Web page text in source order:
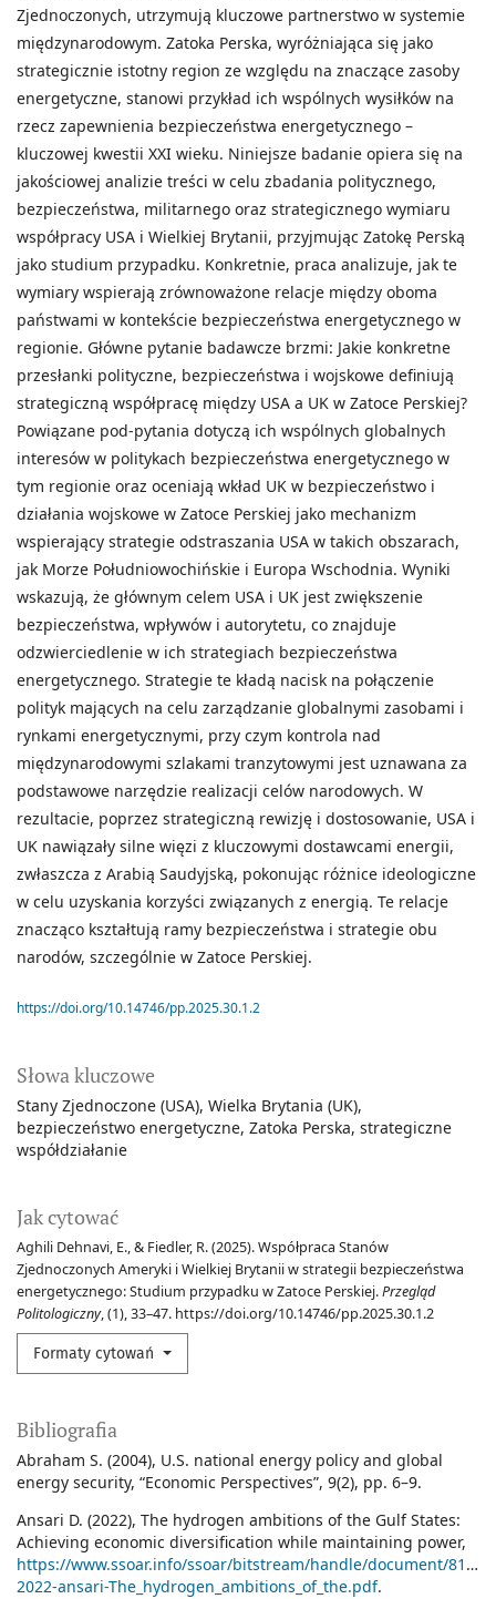
Słowa kluczowe
Stany Zjednoczone (USA) Wielka Brytania (UK)
bezpieczeństwo energetyczne Zatoka Perska strategiczne
współdziałanie
Jak cytować
Aghili Dehnavi, E., & Fiedler, R. (2025). Współpraca Stanów
Zjednoczonych Ameryki i Wielkiej Brytanii w strategii bezpieczeństwa
energetycznego: Studium przypadku w Zatoce Perskiej.Przegląd
Politologiczny, (1), 33–47. https://doi.org/10.14746/pp.2025.30.1.2
Formaty cytowań
Zjednoczonych, utrzymują kluczowe partnerstwo w systemie
międzynarodowym. Zatoka Perska, wyróżniająca się jako
strategicznie istotny region ze względu na znaczące zasoby
energetyczne, stanowi przykład ich wspólnych wysiłków na
rzecz zapewnienia bezpieczeństwa energetycznego –
kluczowej kwestii XXI wieku. Niniejsze badanie opiera się na
jakościowej analizie treści w celu zbadania politycznego,
bezpieczeństwa, militarnego oraz strategicznego wymiaru
współpracy USA i Wielkiej Brytanii, przyjmując Zatokę Perską
jako studium przypadku. Konkretnie, praca analizuje, jak te
wymiary wspierają zrównoważone relacje między oboma
państwami w kontekście bezpieczeństwa energetycznego w
regionie. Główne pytanie badawcze brzmi: Jakie konkretne
przesłanki polityczne, bezpieczeństwa i wojskowe definiują
strategiczną współpracę między USA a UK w Zatoce Perskiej?
Powiązane pod-pytania dotyczą ich wspólnych globalnych
interesów w politykach bezpieczeństwa energetycznego w
tym regionie oraz oceniają wkład UK w bezpieczeństwo i
działania wojskowe w Zatoce Perskiej jako mechanizm
wspierający strategie odstraszania USA w takich obszarach,
jak Morze Południowochińskie i Europa Wschodnia. Wyniki
wskazują, że głównym celem USA i UK jest zwiększenie
bezpieczeństwa, wpływów i autorytetu, co znajduje
odzwierciedlenie w ich strategiach bezpieczeństwa
energetycznego. Strategie te kładą nacisk na połączenie
polityk mających na celu zarządzanie globalnymi zasobami i
rynkami energetycznymi, przy czym kontrola nad
międzynarodowymi szlakami tranzytowymi jest uznawana za
podstawowe narzędzie realizacji celów narodowych. W
rezultacie, poprzez strategiczną rewizję i dostosowanie, USA i
UK nawiązały silne więzi z kluczowymi dostawcami energii,
zwłaszcza z Arabią Saudyjską, pokonując różnice ideologiczne
w celu uzyskania korzyści związanych z energią. Te relacje
znacząco kształtują ramy bezpieczeństwa i strategie obu
narodów, szczególnie w Zatoce Perskiej.
https://doi.org/10.14746/pp.2025.30.1.2
Bibliografia
Abraham S. (2004), U.S. national energy policy and global
energy security, “Economic Perspectives”, 9(2), pp. 6–9.
Ansari D. (2022), The hydrogen ambitions of the Gulf States:
Achieving economic diversification while maintaining power,
https://www.ssoar.info/ssoar/bitstream/handle/document/
2022-ansari-The_hydrogen_ambitions_of_the.pdf.